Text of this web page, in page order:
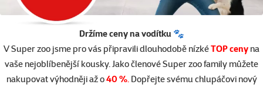
Držíme ceny na vodítku 🐾
V Super zoo jsme pro vás připravili dlouhodobě nízkéTOP ceny na
vaše nejoblíbenější kousky. Jako členové Super zoo family můžete
nakupovat výhodněji až o40 %.Dopřejte svému chlupáčovi nový